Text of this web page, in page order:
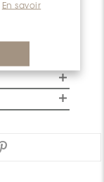
En savoir